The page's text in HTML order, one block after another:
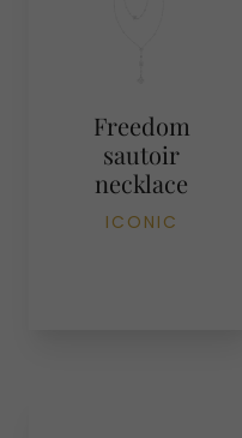
Freedom
sautoir
necklace
ICONIC